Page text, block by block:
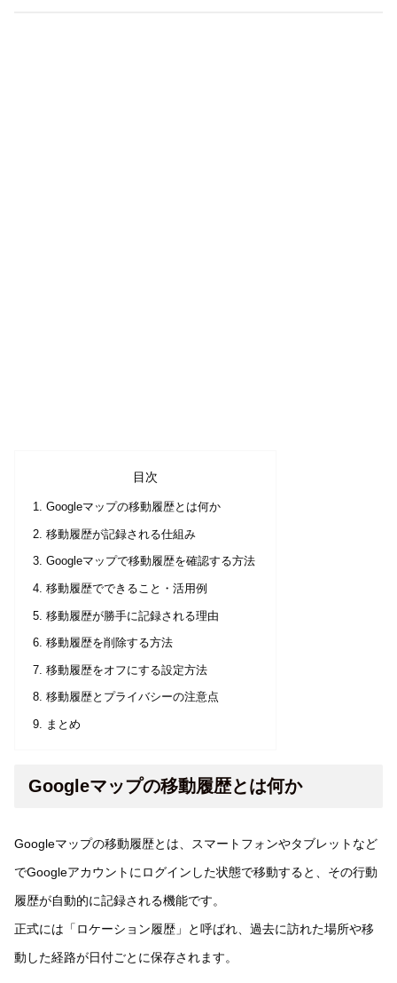
目次
Googleマップの移動履歴とは何か
移動履歴が記録される仕組み
Googleマップで移動履歴を確認する方法
移動履歴でできること・活用例
移動履歴が勝手に記録される理由
移動履歴を削除する方法
移動履歴をオフにする設定方法
移動履歴とプライバシーの注意点
まとめ
Googleマップの移動履歴とは何か
Googleマップの移動履歴とは、スマートフォンやタブレットなど
でGoogleアカウントにログインした状態で移動すると、その行動
履歴が自動的に記録される機能です。
正式には「ロケーション履歴」と呼ばれ、過去に訪れた場所や移
動した経路が日付ごとに保存されます。